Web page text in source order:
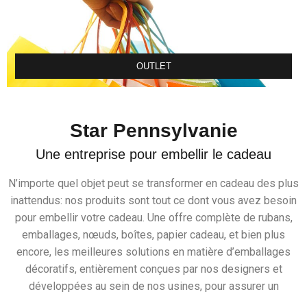
OUTLET
Star Pennsylvanie
Une entreprise pour embellir le cadeau
N’importe quel objet peut se transformer en cadeau des plus
inattendus: nos produits sont tout ce dont vous avez besoin
pour embellir votre cadeau. Une offre complète de rubans,
emballages, nœuds, boîtes, papier cadeau, et bien plus
encore, les meilleures solutions en matière d’emballages
décoratifs, entièrement conçues par nos designers et
développées au sein de nos usines, pour assurer un